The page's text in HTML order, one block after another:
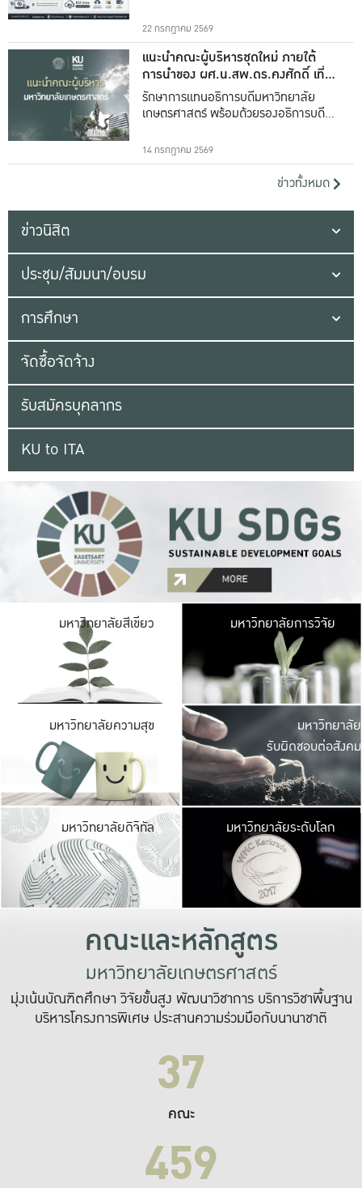
22 กรกฎาคม 2569
แนะนำคณะผู้บริหารชุดใหม่ ภายใต้
การนำของ ผศ.น.สพ.ดร.คงศักดิ์ เที่ยง
ธรรม
รักษาการแทนอธิการบดีมหาวิทยาลัย
เกษตรศาสตร์ พร้อมด้วยรองอธิการบดีทั้ง
14 กรกฎาคม 2569
ข่าวทั้งหมด
ข่าวนิสิต
ประชุม/สัมมนา/อบรม
การศึกษา
จัดซื้อจัดจ้าง
รับสมัครบุคลากร
KU to ITA
มหาวิทยาลัยสีเขียว มหาวิ
มีพื้นที่เขียวสดใส
เป็นป่าในเมือง เกษต
มหาวิทยาลัยการวิจัย
มหาวิทยาลัยความสุข มหาวิ
ค
เปิดประ
และพบเรื่องราวใ
มหาวิทยาลัย
รับผิดชอบต่อสังคม
มหาวิทยาลัยดิจิทัล มหาวิ
เปลี่ยนแปลง แล
เพื่อทำง
ระบบสารสนเทศ
มหาวิทยาลัยระดับโลก
คณะและหลักสูตร
มหาวิทยาลัยเกษตรศาสตร์
มุ่งเน้นบัณฑิตศึกษา วิจัยขั้นสูง พัฒนาวิชาการ บริการวิชาพื้นฐาน
บริหารโครงการพิเศษ ประสานความร่วมมือกับนานาชาติ
37
คณะ
459